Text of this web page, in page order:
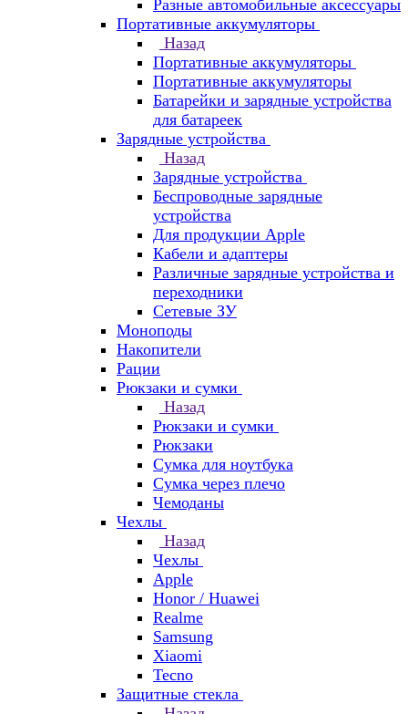
Разные автомобильные аксессуары
Портативные аккумуляторы
Назад
Портативные аккумуляторы
Портативные аккумуляторы
Батарейки и зарядные устройства
для батареек
Зарядные устройства
Назад
Зарядные устройства
Беспроводные зарядные
устройства
Для продукции Apple
Кабели и адаптеры
Различные зарядные устройства и
переходники
Сетевые ЗУ
Моноподы
Накопители
Рации
Рюкзаки и сумки
Назад
Рюкзаки и сумки
Рюкзаки
Сумка для ноутбука
Сумка через плечо
Чемоданы
Чехлы
Назад
Чехлы
Apple
Honor / Huawei
Realme
Samsung
Xiaomi
Tecno
Защитные стекла